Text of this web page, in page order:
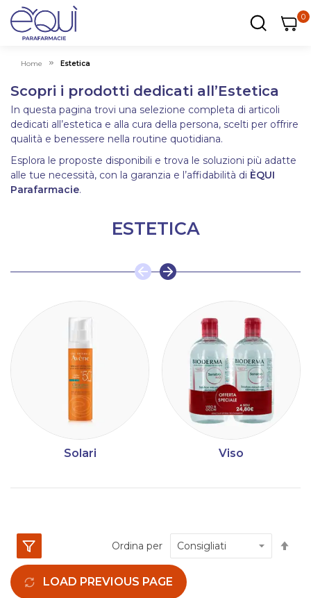
00
Home Estetica
Scopri i prodotti dedicati all’Estetica
In questa pagina trovi una selezione completa di articoli
dedicati all’estetica e alla cura della persona, scelti per offrire
qualità e benessere nella routine quotidiana.
Esplora le proposte disponibili e trova le soluzioni più adatte
alle tue necessità, con la garanzia e l’affidabilità di ÈQUI
Parafarmacie.
ESTETICA
Solari Viso
Ordina per
LOAD PREVIOUS PAGE